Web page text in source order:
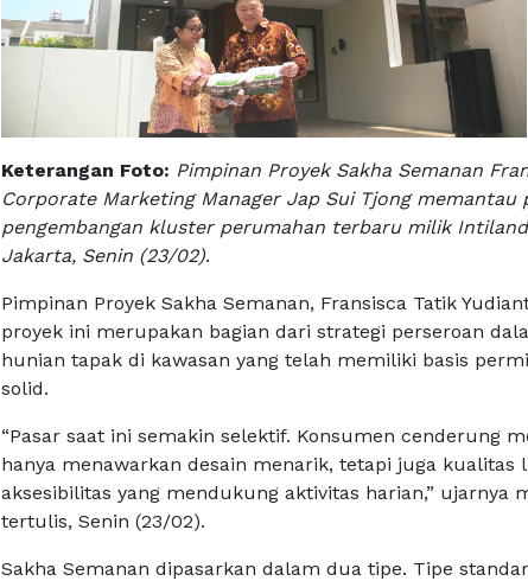
Keterangan Foto: Pimpinan Proyek Sakha Semanan
Corporate Marketing Manager Jap Sui Tjong memantau
pengembangan kluster perumahan terbaru milik
Jakarta, Senin (23/02).
Pimpinan Proyek Sakha Semanan, Fransisca Tatik
proyek ini merupakan bagian dari strategi perseroan
hunian tapak di kawasan yang telah memiliki basis
solid.
“Pasar saat ini semakin selektif. Konsumen cenderung
hanya menawarkan desain menarik, tetapi juga kualitas
aksesibilitas yang mendukung aktivitas harian,” ujarnya
tertulis, Senin (23/02).
Sakha Semanan dipasarkan dalam dua tipe. Tipe